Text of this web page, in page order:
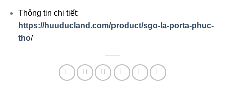
Thông tin chi tiết:
https://huuducland.com/product/sgo-la-porta-phuc-
tho/